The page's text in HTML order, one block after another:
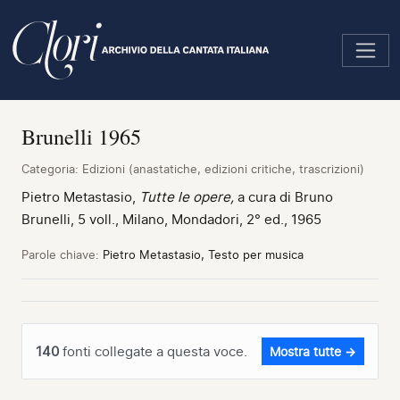
contenuto
principale
Brunelli 1965
Categoria: Edizioni (anastatiche, edizioni critiche, trascrizioni)
Pietro Metastasio, Tutte le opere, a cura di Bruno
Brunelli, 5 voll., Milano, Mondadori, 2° ed., 1965
Parole chiave: Pietro Metastasio, Testo per musica
140 fonti collegate a questa voce. Mostra tutte →